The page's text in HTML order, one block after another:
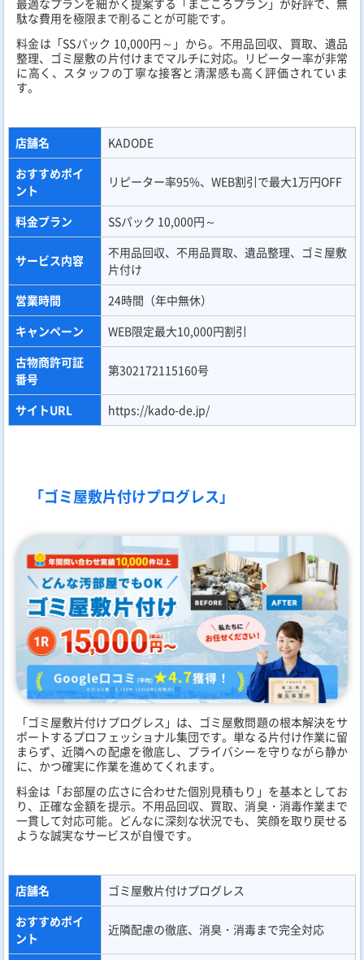
最適なプランを細かく提案する「まごころプラン」が好評で、無
駄な費用を極限まで削ることが可能です。
料金は「SSパック 10,000円～」から。不用品回収、買取、遺品
整理、ゴミ屋敷の片付けまでマルチに対応。リピーター率が非常
に高く、スタッフの丁寧な接客と清潔感も高く評価されていま
す。
店舗名
KADODE
おすすめポイ
ント
リピーター率95%、WEB割引で最大1万円OFF
料金プラン SSパック 10,000円～
サービス内容
不用品回収、不用品買取、遺品整理、ゴミ屋敷
片付け
営業時間
24時間（年中無休）
キャンペーン
WEB限定最大10,000円割引
古物商許可証
番号
第302172115160号
サイトURL https://kado-de.jp/
「ゴミ屋敷片付けプログレス」
「ゴミ屋敷片付けプログレス」は、ゴミ屋敷問題の根本解決をサ
ポートするプロフェッショナル集団です。単なる片付け作業に留
まらず、近隣への配慮を徹底し、プライバシーを守りながら静か
に、かつ確実に作業を進めてくれます。
料金は「お部屋の広さに合わせた個別見積もり」を基本としてお
り、正確な金額を提示。不用品回収、買取、消臭・消毒作業まで
一貫して対応可能。どんなに深刻な状況でも、笑顔を取り戻せる
ような誠実なサービスが自慢です。
店舗名
ゴミ屋敷片付けプログレス
おすすめポイ
ント
近隣配慮の徹底、消臭・消毒まで完全対応